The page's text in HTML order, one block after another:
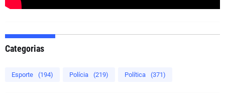
Categorias
Esporte (194) Polícia (219) Política (371)